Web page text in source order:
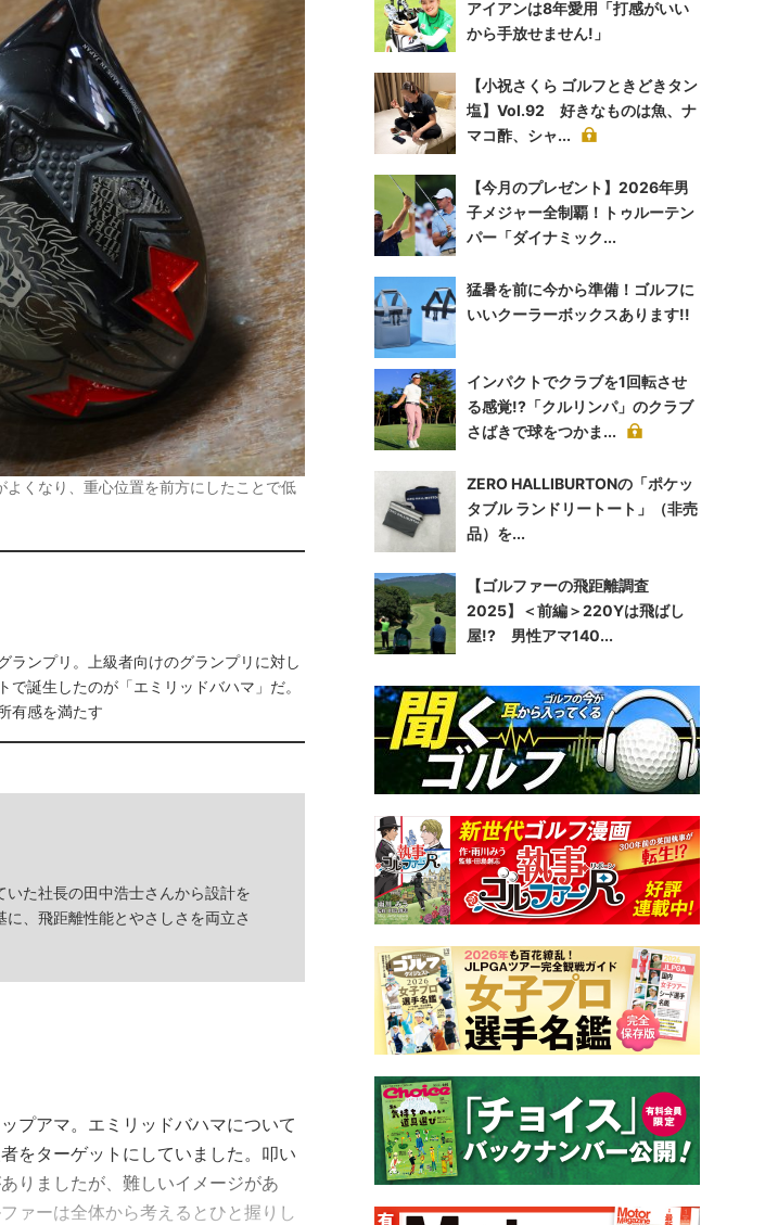
くなり、重心位置を前方にしたことで低
ランプリ。上級者向けのグランプリに対し
誕生したのが「エミリッドバハマ」だ。
有感を満たす
た社長の田中浩士さんから設計を
、飛距離性能とやさしさを両立さ
プアマ。エミリッドバハマについて
をターゲットにしていました。叩い
りましたが、難しいイメージがあ
ァーは全体から考えるとひと握りし
アイアンは8年愛用「打感がいい
から手放せません!」
【小祝さくら ゴルフときどきタン
塩】Vol.92 好きなものは魚、ナ
マコ酢、シャ...
【今月のプレゼント】2026年男
子メジャー全制覇！トゥルーテン
パー「ダイナミック...
猛暑を前に今から準備！ゴルフに
いいクーラーボックスあります!!
インパクトでクラブを1回転させ
る感覚!?「クルリンパ」のクラブ
さばきで球をつかま...
ZERO HALLIBURTONの「ポケッ
タブル ランドリートート」（非売
品）を...
【ゴルファーの飛距離調査
2025】＜前編＞220Yは飛ばし
屋!? 男性アマ140...